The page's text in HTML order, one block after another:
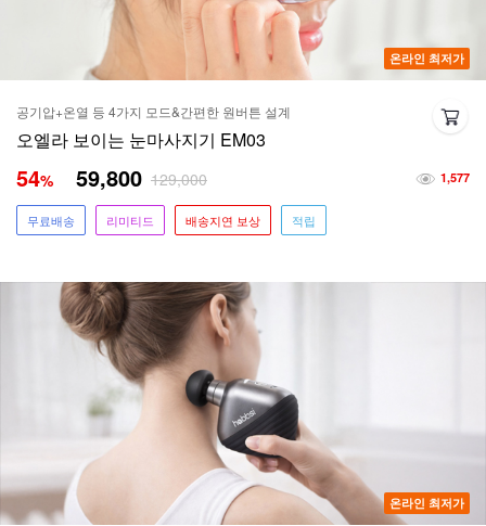
온라인 최저가
공기압+온열 등 4가지 모드&간편한 원버튼 설계
오엘라 보이는 눈마사지기 EM03
1,577
54% 59,800 129,000
무료배송 리미티드 배송지연 보상 적립
온라인 최저가